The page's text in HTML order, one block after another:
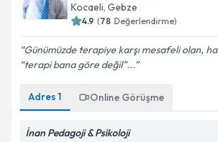
Kocaeli, Gebze
4.9 (78 Değerlendirme)
Günümüzde terapiye karşı mesafeli olan,
“terapi bana göre değil”...
Adres 1 Online Görüşme
İnan Pedagoji & Psikoloji